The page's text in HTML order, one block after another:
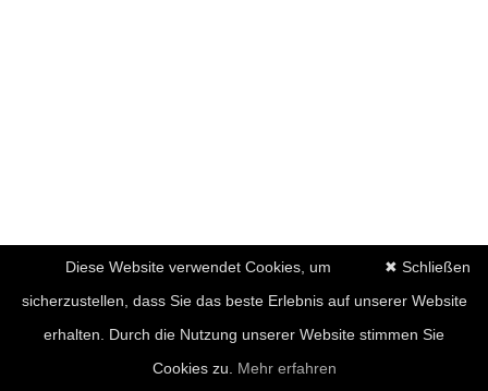
✖ Schließen
Diese Website verwendet Cookies, um
sicherzustellen, dass Sie das beste Erlebnis auf unserer Website
erhalten. Durch die Nutzung unserer Website stimmen Sie
Cookies zu. Mehr erfahren